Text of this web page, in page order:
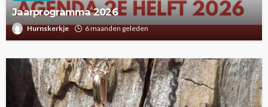
Jaarprogramma 2026
Hurnskerkje 6 maanden geleden